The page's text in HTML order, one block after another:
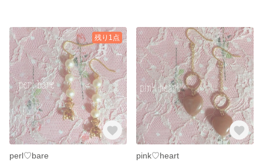
残り1点
perl♡bare
pink♡heart